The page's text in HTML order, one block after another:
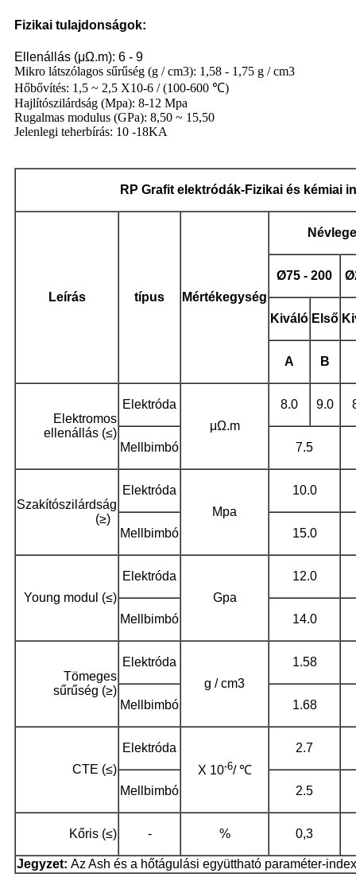
Fizikai tulajdonságok:
Ellenállás (μΩ.m): 6 - 9
Mikro látszólagos sűrűség (g / cm3): 1,58 - 1,75 g / cm3
Hőbővítés: 1,5 ~ 2,5 X10-6 / (100-600 ℃)
Hajlítószilárdság (Mpa): 8-12 Mpa
Rugalmas modulus (GPa): 8,50 ~ 15,50
Jelenlegi teherbírás: 10 -18KA
RP Grafit elektródák-Fizikai és kémiai
Leírás típus Mértékegység
Ø75 - 200 Ø
Kiváló Első
A B
Elektromos
ellenállás (≤)
Elektróda
μΩ.m
8.0 9.0
Mellbimbó 7.5
Szakítószilárdság
(≥)
Elektróda
Mpa
10.0
Mellbimbó 15.0
Young modul (≤)
Elektróda
Gpa
12.0
Mellbimbó 14.0
Tömeges
sűrűség (≥)
Elektróda
g / cm3
1.58
Mellbimbó 1.68
CTE (≤)
Elektróda
X 10-6/ ℃
2.7
Mellbimbó 2.5
Kőris (≤) - % 0,3
Jegyzet: Az Ash és a hőtágulási együttható paraméter-